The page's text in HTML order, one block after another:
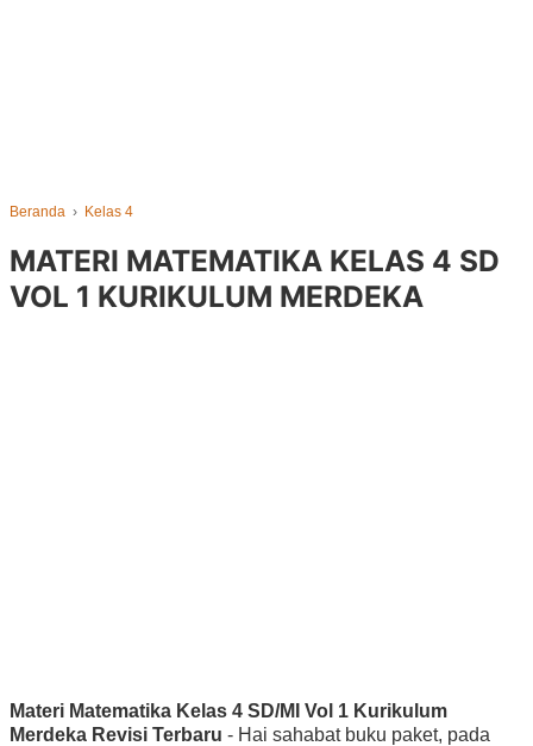
Beranda › Kelas 4
MATERI MATEMATIKA KELAS 4 SD
VOL 1 KURIKULUM MERDEKA
Materi Matematika Kelas 4 SD/MI Vol 1 Kurikulum
Merdeka Revisi Terbaru - Hai sahabat buku paket, pada